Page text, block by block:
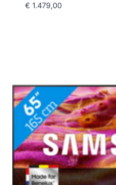
€ 1.479,00